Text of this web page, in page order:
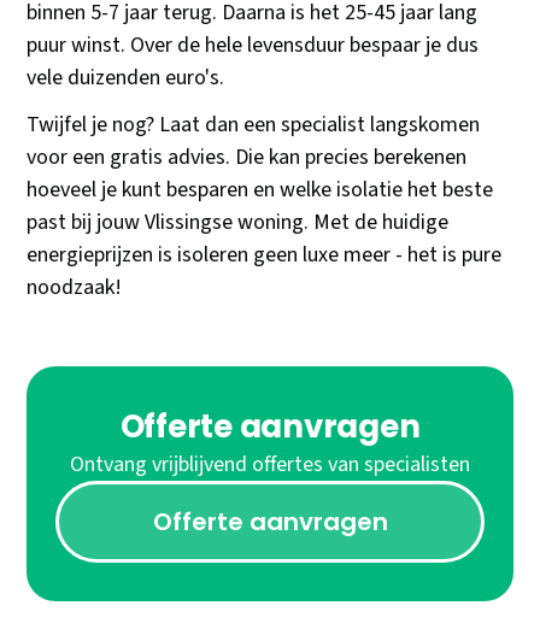
binnen 5-7 jaar terug. Daarna is het 25-45 jaar lang
puur winst. Over de hele levensduur bespaar je dus
vele duizenden euro's.
Twijfel je nog? Laat dan een specialist langskomen
voor een gratis advies. Die kan precies berekenen
hoeveel je kunt besparen en welke isolatie het beste
past bij jouw Vlissingse woning. Met de huidige
energieprijzen is isoleren geen luxe meer - het is pure
noodzaak!
Offerte aanvragen
Ontvang vrijblijvend offertes van specialisten
Offerte aanvragen